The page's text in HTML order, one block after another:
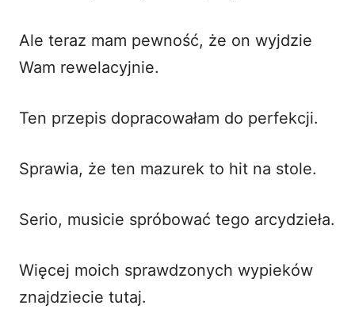
Ale teraz mam pewność, że on wyjdzie
Wam rewelacyjnie.
Ten przepis dopracowałam do perfekcji.
Sprawia, że ten mazurek to hit na stole.
Serio, musicie spróbować tego arcydzieła.
Więcej moich sprawdzonych wypieków
znajdziecie tutaj.